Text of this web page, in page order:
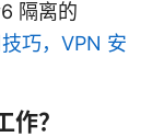
隔离的
巧，VPN 安
？